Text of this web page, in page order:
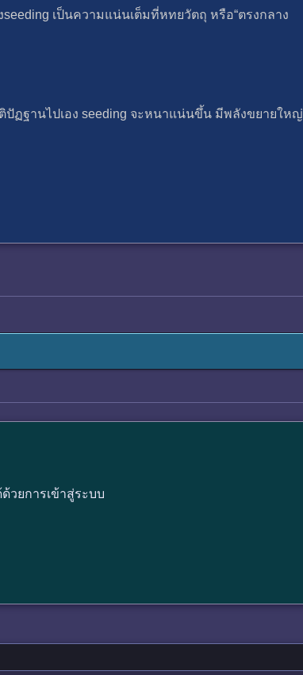
เป็นความแน่นเต็มที่หทยวัตถุ หรือ“ตรงกลาง
ปัฏฐานไปเอง seeding จะหนาแน่นขึ้น มีพลังขยายใหญ่
ยการเข้าสู่ระบบ